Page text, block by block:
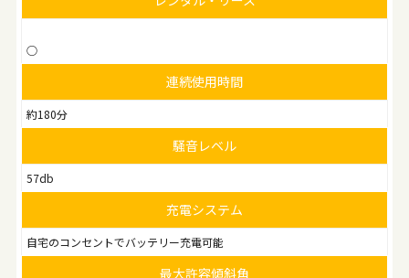
○
連続使用時間
約180分
騒音レベル
57db
充電システム
自宅のコンセントでバッテリー充電可能
最大許容傾斜角